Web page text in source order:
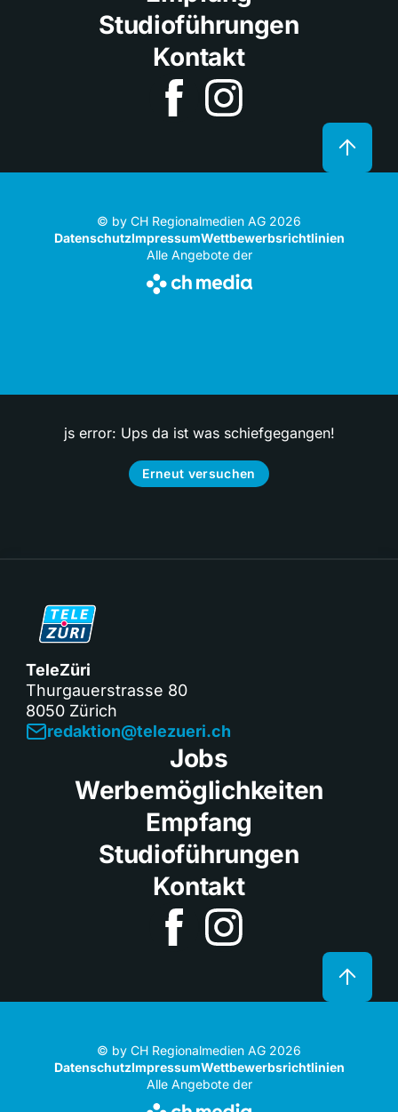
Studioführungen
Kontakt
© by CH Regionalmedien AG 2026
DatenschutzImpressumWettbewerbsrichtlinien
Alle Angebote der
js error: Ups da ist was schiefgegangen!
Erneut versuchen
TeleZüri
Thurgauerstrasse 80
8050 Zürich
redaktion@telezueri.ch
Jobs
Werbemöglichkeiten
Empfang
Studioführungen
Kontakt
© by CH Regionalmedien AG 2026
DatenschutzImpressumWettbewerbsrichtlinien
Alle Angebote der